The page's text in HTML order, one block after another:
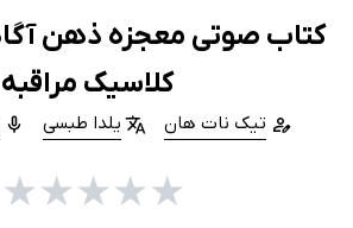
کتاب صوتی معجزه ذهن
کلاسیک مراقبه
تیک نات هان یلدا طبسی
★
★
★
★
★